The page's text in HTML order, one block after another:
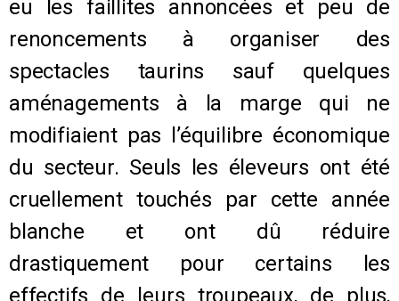
eu les faillites annoncées et peu de
renoncements à organiser des
spectacles taurins sauf quelques
aménagements à la marge qui ne
modifiaient pas l’équilibre économique
du secteur. Seuls les éleveurs ont été
cruellement touchés par cette année
blanche et ont dû réduire
drastiquement pour certains les
effectifs de leurs troupeaux, de plus,